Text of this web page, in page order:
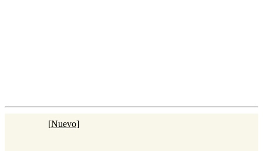
[Nuevo]